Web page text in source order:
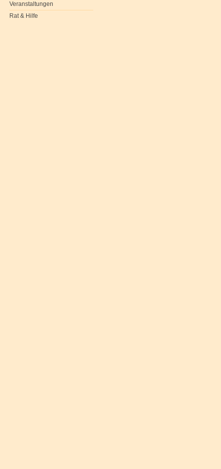
Veranstaltungen
Rat & Hilfe